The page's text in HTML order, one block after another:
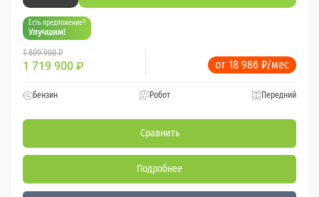
Есть предложение?
Улучшим!
1 809 900 ₽
1 719 900 ₽ от 18 986 ₽/мес
Бензин Робот Передний
Сравнить
Подробнее